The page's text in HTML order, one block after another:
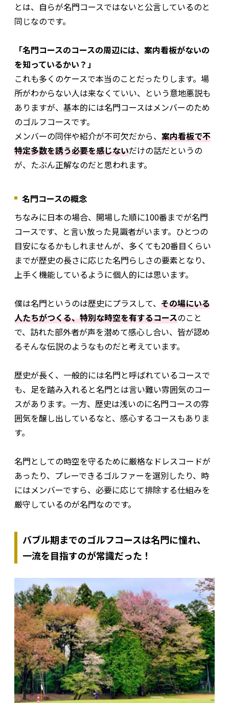
とは、自らが名門コースではないと公言しているのと
同じなのです。
「名門コースのコースの周辺には、案内看板がないの
を知っているかい？」
これも多くのケースで本当のことだったりします。場
所がわからない人は来なくていい、という意地悪説も
ありますが、基本的には名門コースはメンバーのため
のゴルフコースです。
メンバーの同伴や紹介が不可欠だから、 案内看板で不
特定多数を誘う必要を感じないだけの話だというの
が、たぶん正解なのだと思われます。
名門コースの概念
ちなみに日本の場合、開場した順に100番までが名門
コースです、と言い放った見識者がいます。ひとつの
目安になるかもしれませんが、多くても20番目くらい
までが歴史の長さに応じた名門らしさの要素となり、
上手く機能しているように個人的には思います。
僕は名門というのは歴史にプラスして、 その場にいる
人たちがつくる、特別な時空を有するコースのこと
で、訪れた部外者が声を潜めて感心し合い、皆が認め
る――そんな伝説のようなものだと考えています。
歴史が長く、一般的には名門と呼ばれているコースで
も、足を踏み入れると名門とは言い難い雰囲気のコー
スがあります。一方、歴史は浅いのに名門コースの雰
囲気を醸し出しているなと、感心するコースもありま
す。
名門としての時空を守るために厳格なドレスコードが
あったり、プレーできるゴルファーを選別したり、時
にはメンバーですら、必要に応じて排除する仕組みを
厳守しているのが名門なのです。
バブル期までのゴルフコースは名門に憧れ、
一流を目指すのが常識だった！